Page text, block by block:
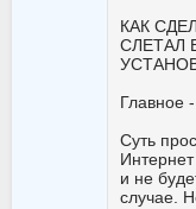
КАК
СЛЕТАЛ
Главное
Суть
и не
случае.